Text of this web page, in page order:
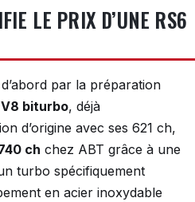
LE PRIX D’UNE RS6
par la préparation
V8 biturbo, déjà
d’origine avec ses 621 ch,
ch chez ABT grâce à une
turbo spécifiquement
en acier inoxydable